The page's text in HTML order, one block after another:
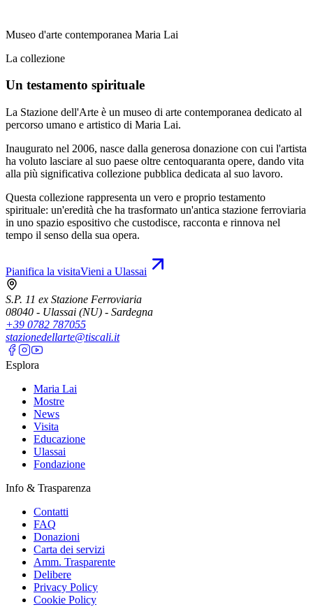
Museo d'arte contemporanea Maria Lai
La collezione
Un testamento spirituale
La Stazione dell'Arte è un museo di arte contemporanea dedicato al
percorso umano e artistico di Maria Lai.
Inaugurato nel 2006, nasce dalla generosa donazione con cui l'artista
ha voluto lasciare al suo paese oltre centoquaranta opere, dando vita
alla più significativa collezione pubblica dedicata al suo lavoro.
Questa collezione rappresenta un vero e proprio testamento
spirituale: un'eredità che ha trasformato un'antica stazione ferroviaria
in uno spazio espositivo che custodisce, racconta e rinnova nel
tempo il senso della sua opera.
Pianifica la visitaVieni a Ulassai
S.P. 11 ex Stazione Ferroviaria
08040 - Ulassai (NU) - Sardegna
+39 0782 787055
stazionedellarte@tiscali.it
Esplora
Maria Lai
Mostre
News
Visita
Educazione
Ulassai
Fondazione
Info & Trasparenza
Contatti
FAQ
Donazioni
Carta dei servizi
Amm. Trasparente
Delibere
Privacy Policy
Cookie Policy